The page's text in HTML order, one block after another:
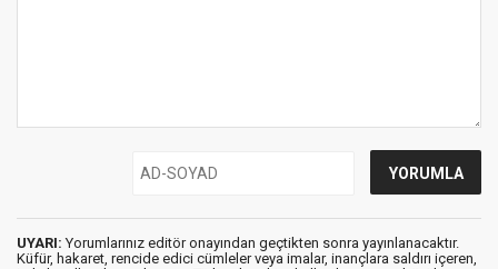
UYARI: Yorumlarınız editör onayından geçtikten sonra yayınlanacaktır.
Küfür, hakaret, rencide edici cümleler veya imalar, inançlara saldırı içeren,